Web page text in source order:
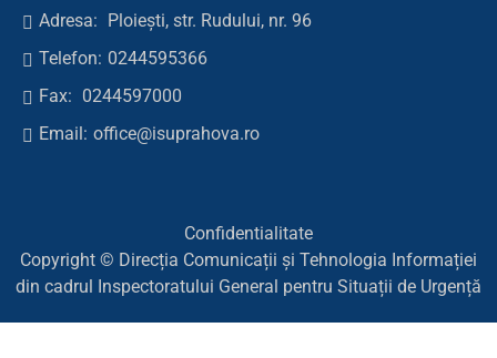
Adresa:
Ploiești, str. Rudului, nr. 96
Telefon: 0244595366
Fax: 0244597000
Email: office@isuprahova.ro
Confidentialitate
Copyright © Direcția Comunicații și Tehnologia Informației
din cadrul Inspectoratului General pentru Situații de Urgență